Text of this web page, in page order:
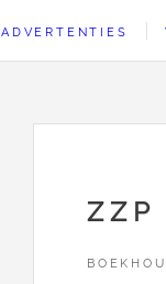
ADVERTENTIES
ZZP